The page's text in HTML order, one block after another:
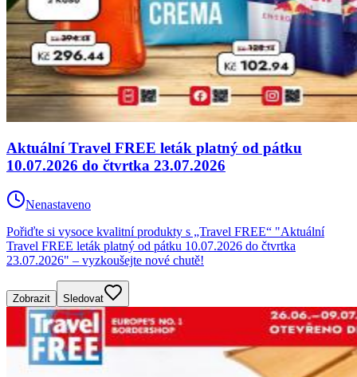
Aktuální Travel FREE leták platný od pátku
10.07.2026 do čtvrtka 23.07.2026
Nenastaveno
Pořiďte si vysoce kvalitní produkty s „Travel FREE“ "Aktuální
Travel FREE leták platný od pátku 10.07.2026 do čtvrtka
23.07.2026" – vyzkoušejte nové chutě!
Zobrazit Sledovat